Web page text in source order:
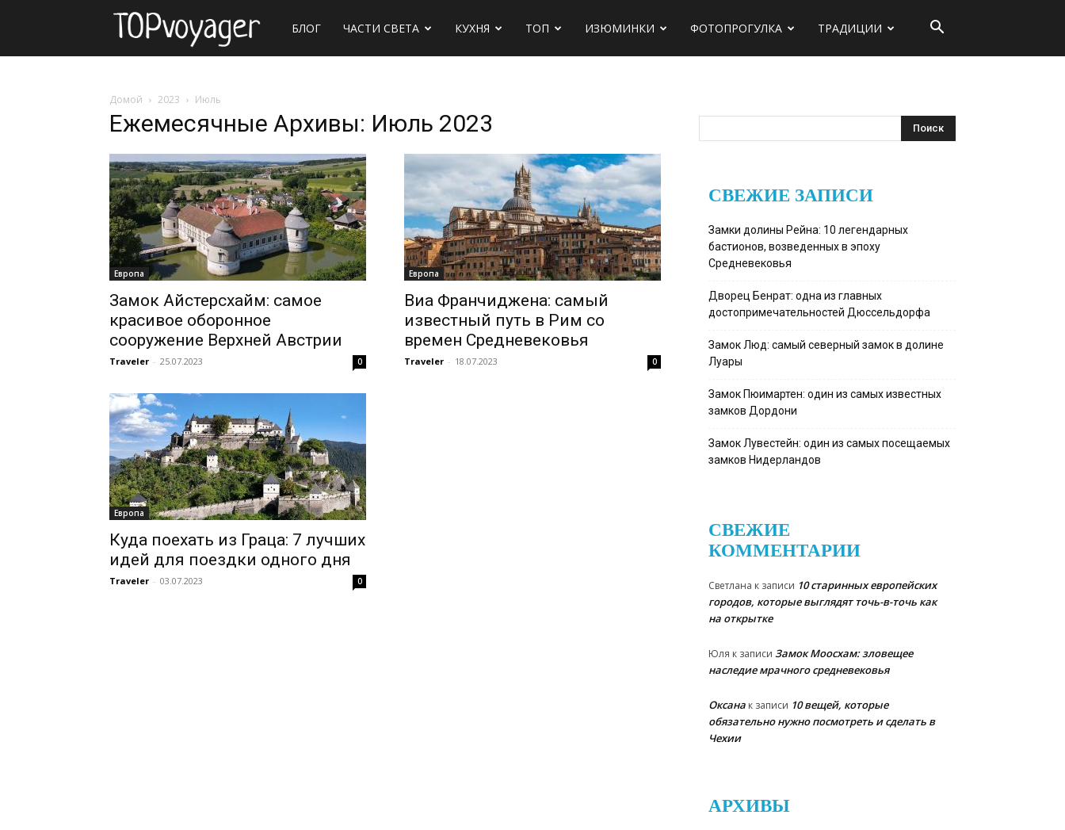
Сайт
путешествиях
БЛОГ ЧАСТИ СВЕТА КУХНЯ ТОП ИЗЮМИНКИ ФОТОПРОГУЛКА ТРАДИЦИИ
Домой 2023 Июль
Ежемесячные Архивы: Июль 2023
Европа
Замок Айстерсхайм: самое
красивое оборонное
сооружение Верхней Австрии
Traveler - 25.07.2023 0
Европа
Виа Франчиджена: самый
известный путь в Рим со
времен Средневековья
Traveler - 18.07.2023 0
Европа
Куда поехать из Граца: 7 лучших
идей для поездки одного дня
Traveler - 03.07.2023 0
СВЕЖИЕ ЗАПИСИ
Замки долины Рейна: 10 легендарных
бастионов, возведенных в эпоху
Средневековья
Дворец Бенрат: одна из главных
достопримечательностей Дюссельдорфа
Замок Люд: самый северный замок в долине
Луары
Замок Пюимартен: один из самых известных
замков Дордони
Замок Лувестейн: один из самых посещаемых
замков Нидерландов
СВЕЖИЕ
КОММЕНТАРИИ
Светлана к записи 10 старинных европейских
городов, которые выглядят точь-в-точь как
на открытке
Юля к записи Замок Моосхам: зловещее
наследие мрачного средневековья
Оксана к записи 10 вещей, которые
обязательно нужно посмотреть и сделать в
Чехии
АРХИВЫ